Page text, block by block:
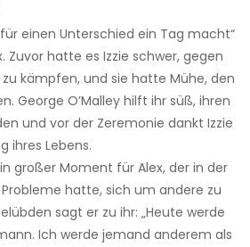
für einen Unterschied ein Tag macht“
Zuvor hatte es Izzie schwer, gegen
kämpfen, und sie hatte Mühe, den
George O’Malley hilft ihr süß, ihren
und vor der Zeremonie dankt Izzie
ihres Lebens.
großer Moment für Alex, der in der
hatte, sich um andere zu
sagt er zu ihr: „Heute werde
Ich werde jemand anderem als